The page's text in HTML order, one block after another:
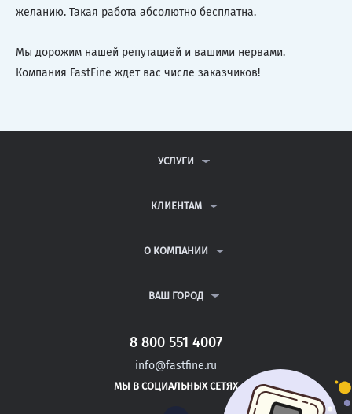
желанию. Такая работа абсолютно бесплатна.
Мы дорожим нашей репутацией и вашими нервами.
Компания FastFine ждет вас числе заказчиков!
УСЛУГИ
ДИПЛОМНЫЕ РАБОТЫ
РЕФЕРАТЫ
КЛИЕНТАМ
ВОПРОСЫ И ОТВЕТЫ
ПОЛИТИКА КОНФИДЕНЦИАЛЬНОСТИ
О КОМПАНИИ
КОНТАКТЫ
ВАШ ГОРОД
САНКТ-ПЕТЕРБУРГ
ВОЛГОГРАД
ВОЛОГДА
8 800 551 4007
info@fastfine.ru
МЫ В СОЦИАЛЬНЫХ СЕТЯХ